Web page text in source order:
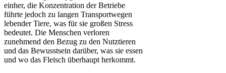
einher, die Konzentration der Betriebe
führte jedoch zu langen Transportwegen
lebender Tiere, was für sie großen Stress
bedeutet. Die Menschen verloren
zunehmend den Bezug zu den Nutztieren
und das Bewusstsein darüber, was sie essen
und wo das Fleisch überhaupt herkommt.